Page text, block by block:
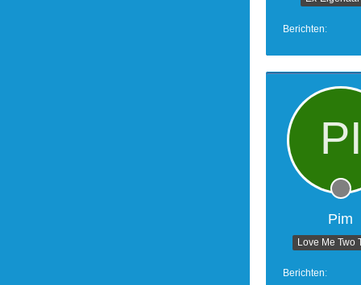
Berichten
Pim
Love Me Two
Berichten